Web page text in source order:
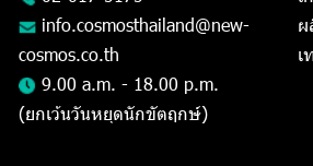
info.cosmosthailand@new-
cosmos.co.th
9.00 a.m. - 18.00 p.m.
(ยกเว้นวันหยุดนักขัตฤกษ์)
เ